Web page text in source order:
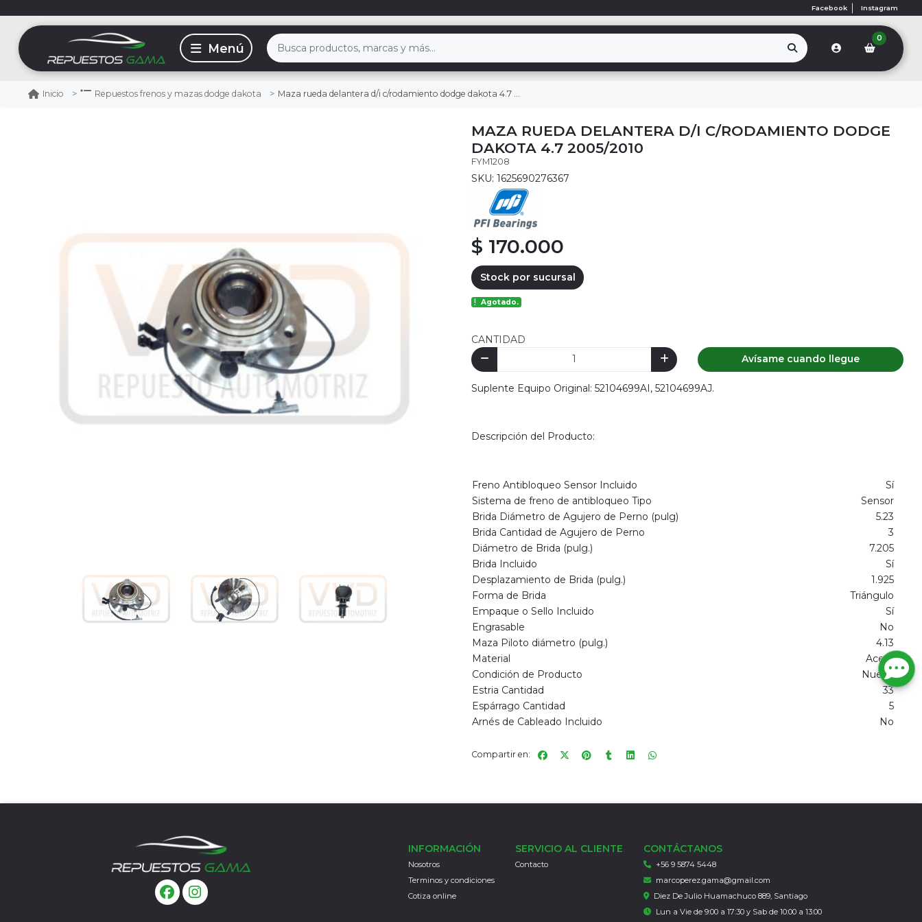
Facebook Instagram
0
Inicio Repuestos frenos y mazas dodge dakota Maza rueda delantera d/i c/rodamiento dodge dakota 4.7 2005/2010
MAZA RUEDA DELANTERA D/I C/RODAMIENTO DODGE
DAKOTA 4.7 2005/2010
FYM1208
SKU: 1625690276367
$ 170.000
Stock por sucursal
Agotado.
CANTIDAD
Avísame cuando llegue
Suplente Equipo Original: 52104699AI, 52104699AJ.
Descripción del Producto:
Freno Antibloqueo Sensor Incluido
Sí
Sistema de freno de antibloqueo Tipo
Sensor
Brida Diámetro de Agujero de Perno (pulg)
5.23
Brida Cantidad de Agujero de Perno
3
Diámetro de Brida (pulg.)
7.205
Brida Incluido
Sí
Desplazamiento de Brida (pulg.)
1.925
Forma de Brida
Triángulo
Empaque o Sello Incluido
Sí
Engrasable
No
Maza Piloto diámetro (pulg.)
4.13
Material
Acero
Condición de Producto
Nuevo
Estria Cantidad
33
Espárrago Cantidad
5
Arnés de Cableado Incluido
No
Compartir en:
INFORMACIÓN
Nosotros
Terminos y condiciones
Cotiza online
SERVICIO AL CLIENTE
Contacto
CONTÁCTANOS
+56 9 5874 5448
marcoperez.gama@gmail.com
Diez De Julio Huamachuco 889, Santiago
Lun a Vie de 9:00 a 17:30 y Sab de 10:00 a 13:00